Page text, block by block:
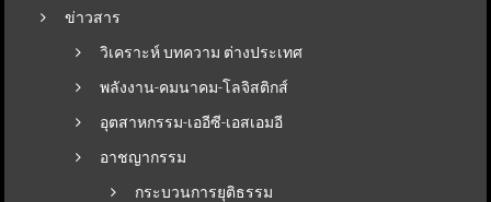
ข่าวสาร
วิเคราะห์ บทความ ต่างประเทศ
พลังงาน-คมนาคม-โลจิสติกส์
อุตสาหกรรม-เออีซี-เอสเอมอี
อาชญากรรม
กระบวนการยุติธรรม